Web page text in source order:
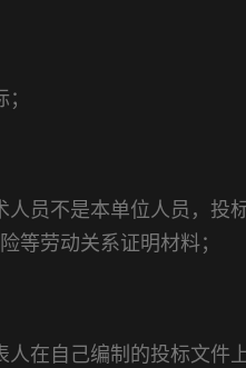
人员不是本单位人员，投
等劳动关系证明材料；
在自己编制的投标文件